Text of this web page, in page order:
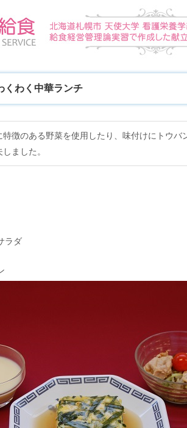
くわく中華ランチ
徴のある野菜を使用したり、味付けにトウバ
ました。
ラダ